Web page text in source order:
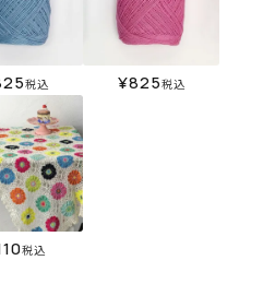
税込 ¥825税込
税込